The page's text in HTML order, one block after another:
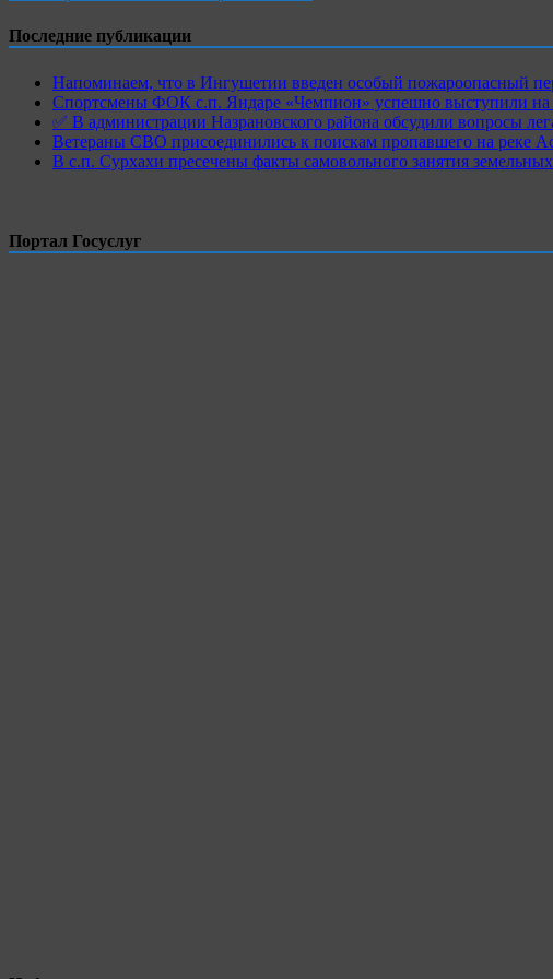
Последние публикации
Напоминаем, что в Ингушетии введен особый пожароопасный
Спортсмены ФОК с.п. Яндаре «Чемпион» успешно выступили на
✅ В администрации Назрановского района обсудили вопросы
Ветераны СВО присоединились к поискам пропавшего на реке
В с.п. Сурхахи пресечены факты самовольного занятия земельных
Портал Госуслуг